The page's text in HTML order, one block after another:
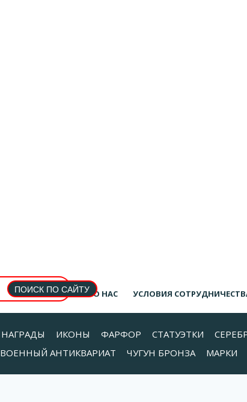
О НАС УСЛОВИЯ
НАГРАДЫ ИКОНЫ ФАРФОР СТАТУЭТКИ
ВОЕННЫЙ АНТИКВАРИАТ ЧУГУН БРОНЗА МАРКИ